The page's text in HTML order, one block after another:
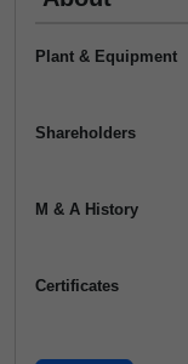
Plant & Equipment
Shareholders
M & A History
Certificates